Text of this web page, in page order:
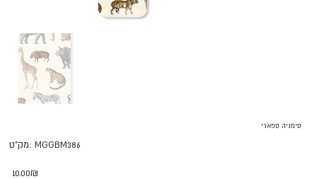
סימניה ספארי
מק"ט: MGGBM386
MGGBM386
‏10.00 ‏₪